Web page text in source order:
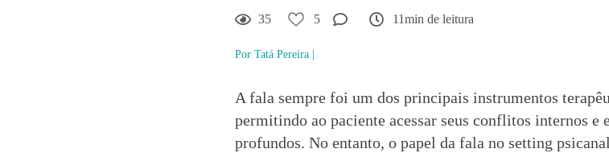
35 5 11min de leitura
Por Tatá Pereira |
A fala sempre foi um dos principais instrumentos
permitindo ao paciente acessar seus conflitos internos e
profundos. No entanto, o papel da fala no setting